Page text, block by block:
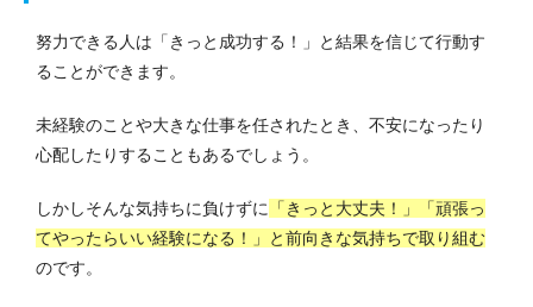
努力できる人は「きっと成功する！」と結果を信じて行動す
ることができます。
未経験のことや大きな仕事を任されたとき、不安になったり
心配したりすることもあるでしょう。
しかしそんな気持ちに負けずに
「きっと大丈夫！」「頑張っ
てやったらいい経験になる！」と前向きな気持ちで取り組む
のです。